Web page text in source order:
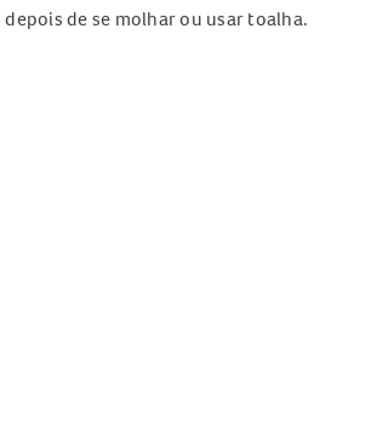
de se molhar ou usar toalha.